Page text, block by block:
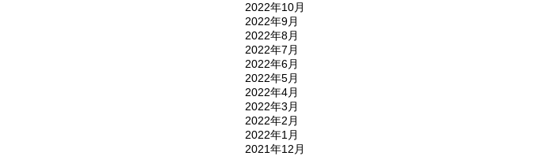
2022年10月
2022年9月
2022年8月
2022年7月
2022年6月
2022年5月
2022年4月
2022年3月
2022年2月
2022年1月
2021年12月